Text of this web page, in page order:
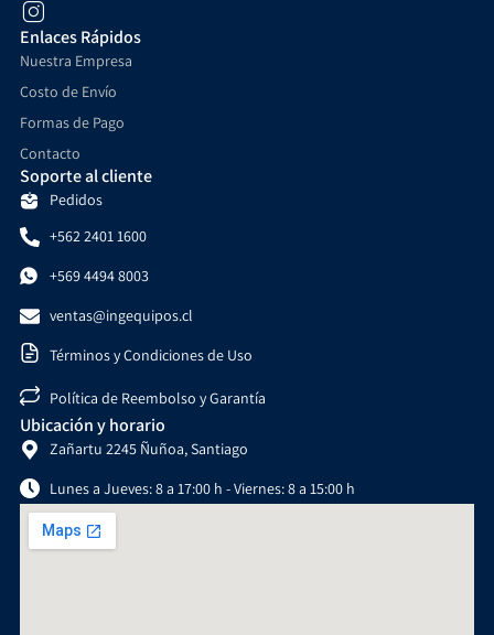
$
Añadir al carrito
Enlaces Rápidos
Nuestra Empresa
Costo de Envío
Formas de Pago
Contacto
Soporte al cliente
Pedidos
+562 2401 1600
+569 4494 8003
ventas@ingequipos.cl
Términos y Condiciones de Uso
Política de Reembolso y Garantía
Ubicación y horario
Zañartu 2245 Ñuñoa, Santiago
Lunes a Jueves: 8 a 17:00 h - Viernes: 8 a 15:00 h